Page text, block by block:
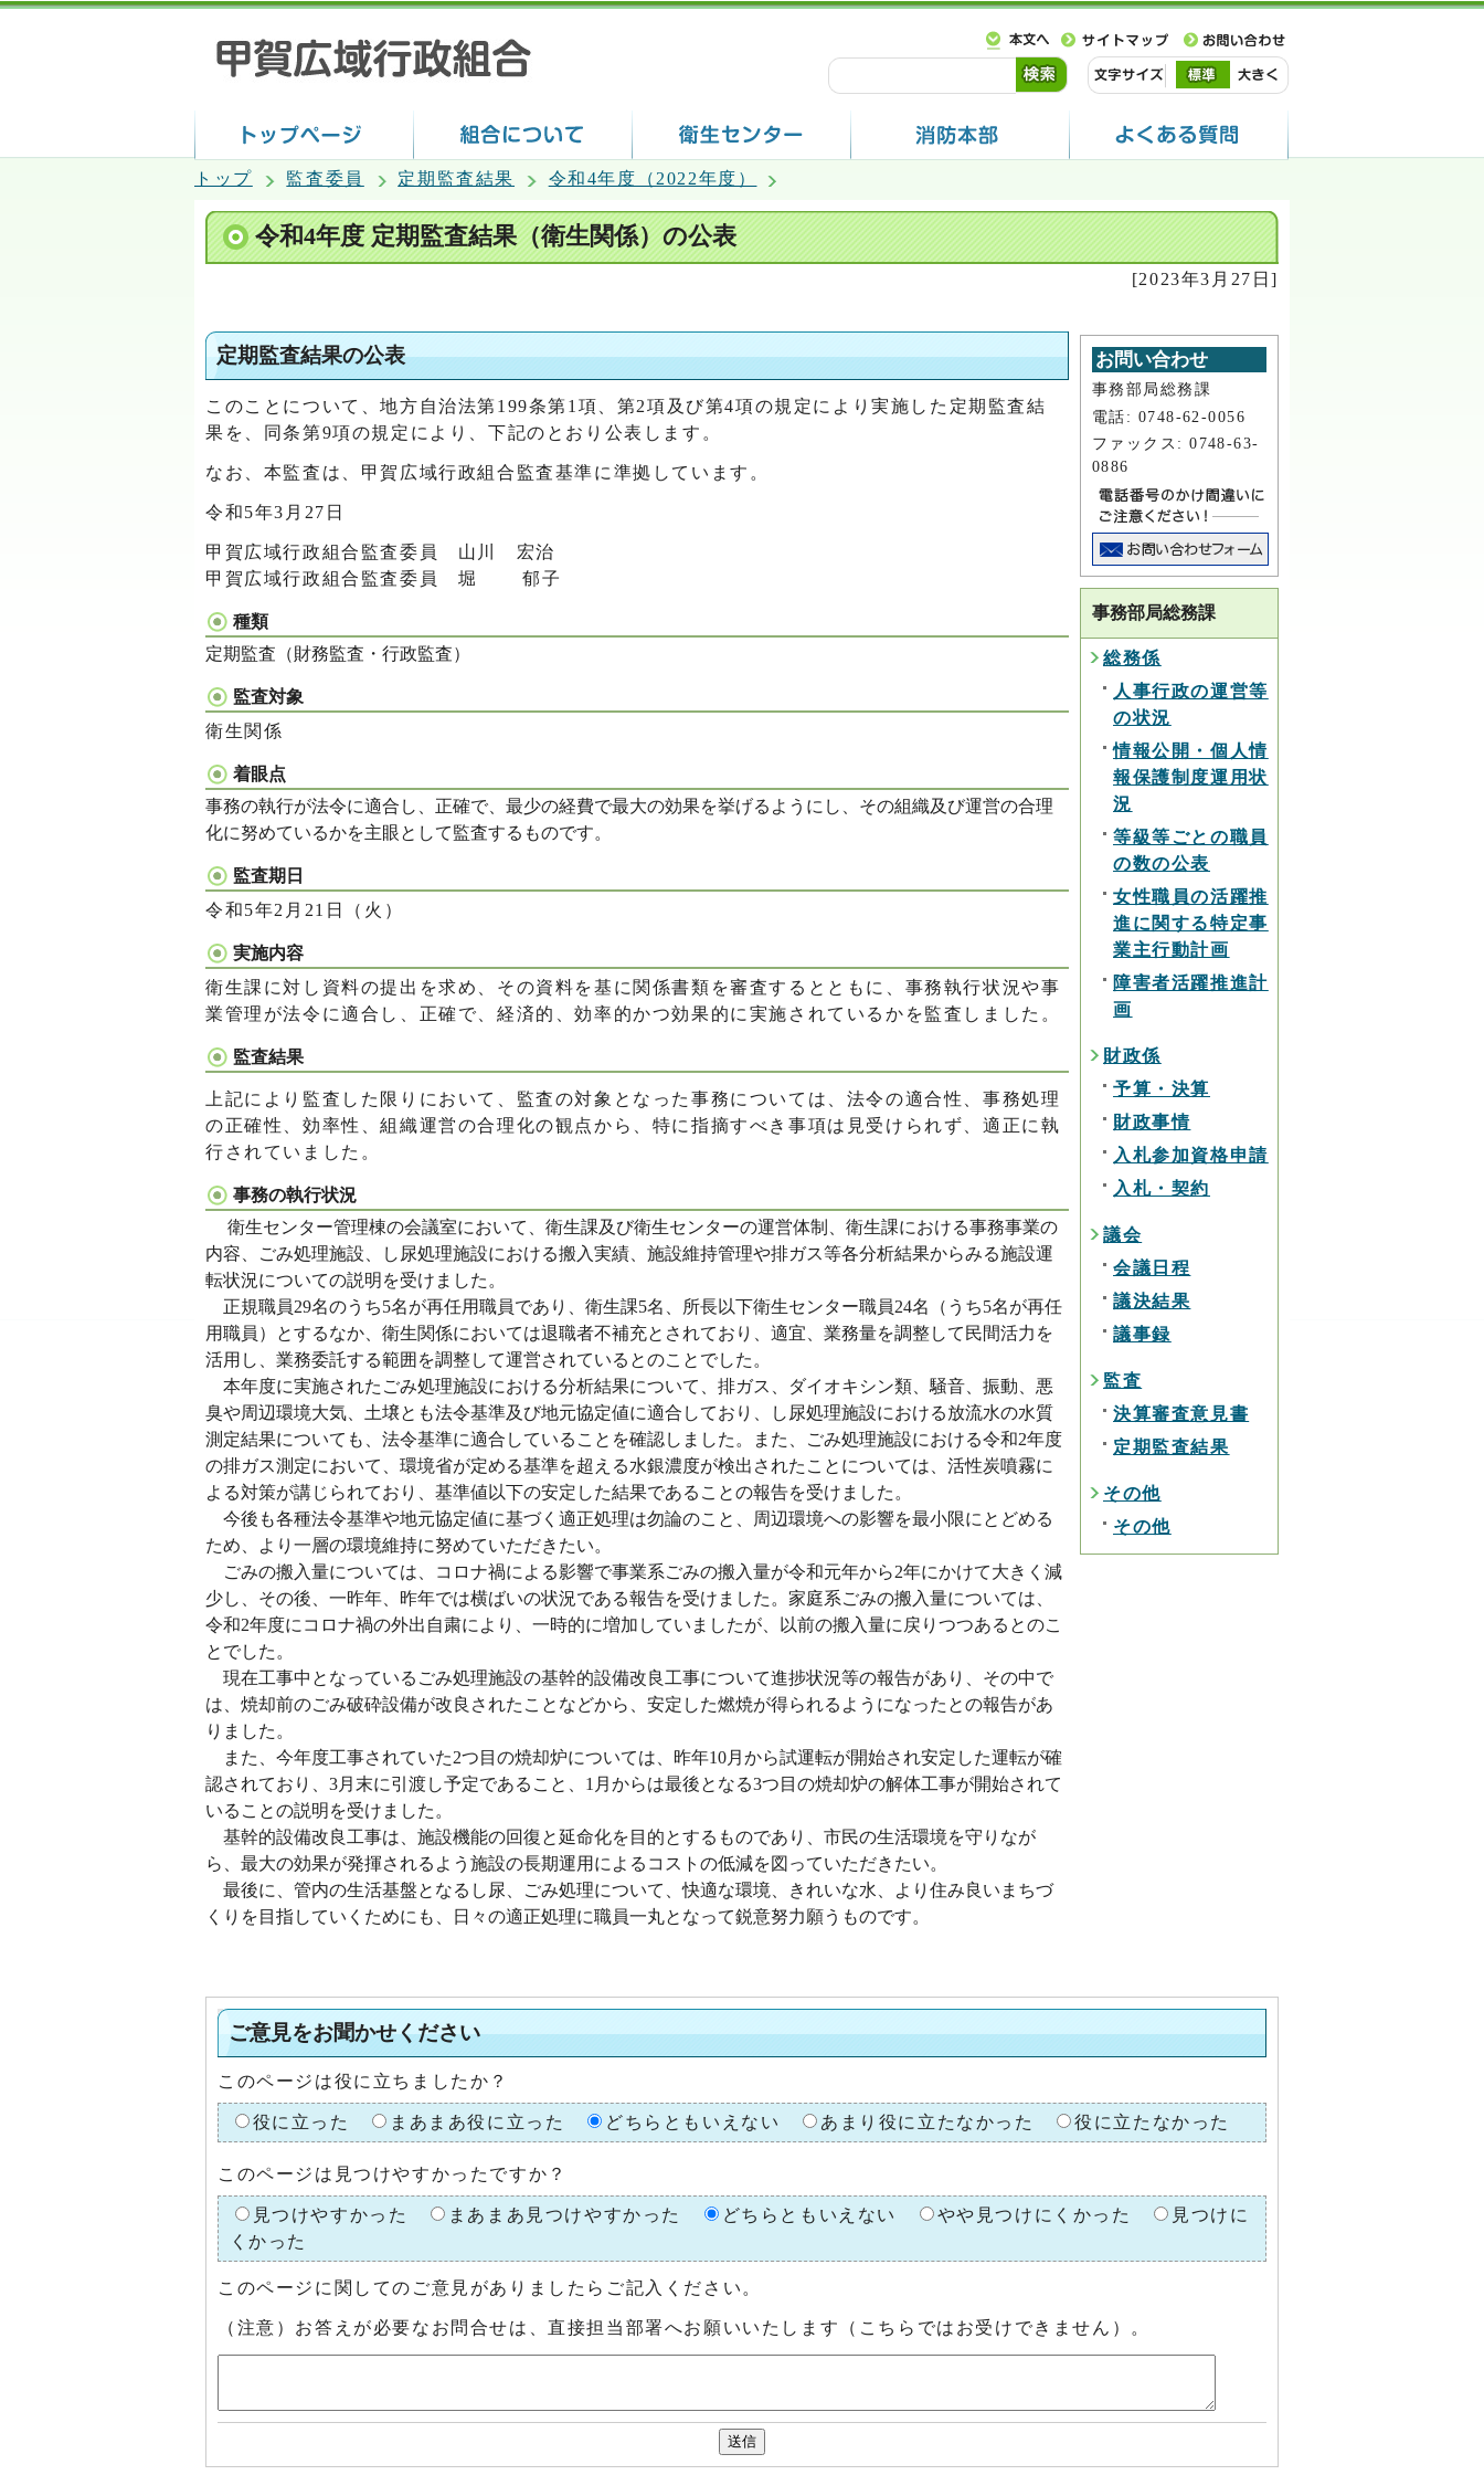
トップ 監査委員 定期監査結果 令和4年度（2022年度）
令和4年度 定期監査結果（衛生関係）の公表
[2023年3月27日]
定期監査結果の公表
このことについて、地方自治法第199条第1項、第2項及び第4項の規定により実施した定期監査結
果を、同条第9項の規定により、下記のとおり公表します。
なお、本監査は、甲賀広域行政組合監査基準に準拠しています。
令和5年3月27日
甲賀広域行政組合監査委員 山川 宏治
甲賀広域行政組合監査委員 堀 郁子
種類
定期監査（財務監査・行政監査）
監査対象
衛生関係
着眼点
事務の執行が法令に適合し、正確で、最少の経費で最大の効果を挙げるようにし、その組織及び運営の合理
化に努めているかを主眼として監査するものです。
監査期日
令和5年2月21日（火）
実施内容
衛生課に対し資料の提出を求め、その資料を基に関係書類を審査するとともに、事務執行状況や事
業管理が法令に適合し、正確で、経済的、効率的かつ効果的に実施されているかを監査しました。
監査結果
上記により監査した限りにおいて、監査の対象となった事務については、法令の適合性、事務処理
の正確性、効率性、組織運営の合理化の観点から、特に指摘すべき事項は見受けられず、適正に執
行されていました。
事務の執行状況
衛生センター管理棟の会議室において、衛生課及び衛生センターの運営体制、衛生課における事務事業の
内容、ごみ処理施設、し尿処理施設における搬入実績、施設維持管理や排ガス等各分析結果からみる施設運
転状況についての説明を受けました。
正規職員29名のうち5名が再任用職員であり、衛生課5名、所長以下衛生センター職員24名（うち5名が再任
用職員）とするなか、衛生関係においては退職者不補充とされており、適宜、業務量を調整して民間活力を
活用し、業務委託する範囲を調整して運営されているとのことでした。
本年度に実施されたごみ処理施設における分析結果について、排ガス、ダイオキシン類、騒音、振動、悪
臭や周辺環境大気、土壌とも法令基準及び地元協定値に適合しており、し尿処理施設における放流水の水質
測定結果についても、法令基準に適合していることを確認しました。また、ごみ処理施設における令和2年度
の排ガス測定において、環境省が定める基準を超える水銀濃度が検出されたことについては、活性炭噴霧に
よる対策が講じられており、基準値以下の安定した結果であることの報告を受けました。
今後も各種法令基準や地元協定値に基づく適正処理は勿論のこと、周辺環境への影響を最小限にとどめる
ため、より一層の環境維持に努めていただきたい。
ごみの搬入量については、コロナ禍による影響で事業系ごみの搬入量が令和元年から2年にかけて大きく減
少し、その後、一昨年、昨年では横ばいの状況である報告を受けました。家庭系ごみの搬入量については、
令和2年度にコロナ禍の外出自粛により、一時的に増加していましたが、以前の搬入量に戻りつつあるとのこ
とでした。
現在工事中となっているごみ処理施設の基幹的設備改良工事について進捗状況等の報告があり、その中で
は、焼却前のごみ破砕設備が改良されたことなどから、安定した燃焼が得られるようになったとの報告があ
りました。
また、今年度工事されていた2つ目の焼却炉については、昨年10月から試運転が開始され安定した運転が確
認されており、3月末に引渡し予定であること、1月からは最後となる3つ目の焼却炉の解体工事が開始されて
いることの説明を受けました。
基幹的設備改良工事は、施設機能の回復と延命化を目的とするものであり、市民の生活環境を守りなが
ら、最大の効果が発揮されるよう施設の長期運用によるコストの低減を図っていただきたい。
最後に、管内の生活基盤となるし尿、ごみ処理について、快適な環境、きれいな水、より住み良いまちづ
くりを目指していくためにも、日々の適正処理に職員一丸となって鋭意努力願うものです。
お問い合わせ
事務部局総務課
電話: 0748-62-0056
ファックス: 0748-63-
0886
事務部局総務課
総務係
人事行政の運営等
の状況
情報公開・個人情
報保護制度運用状
況
等級等ごとの職員
の数の公表
女性職員の活躍推
進に関する特定事
業主行動計画
障害者活躍推進計
画
財政係
予算・決算
財政事情
入札参加資格申請
入札・契約
議会
会議日程
議決結果
議事録
監査
決算審査意見書
定期監査結果
その他
その他
ご意見をお聞かせください
このページは役に立ちましたか？
役に立った まあまあ役に立った どちらともいえない あまり役に立たなかった 役に立たなかった
このページは見つけやすかったですか？
見つけやすかった まあまあ見つけやすかった どちらともいえない やや見つけにくかった
見つけに
くかった
このページに関してのご意見がありましたらご記入ください。
（注意）お答えが必要なお問合せは、直接担当部署へお願いいたします（こちらではお受けできません）。